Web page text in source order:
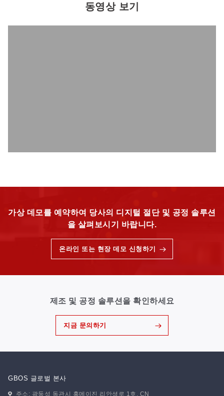
동영상 보기
가상 데모를 예약하여 당사의 디지털 절단 및 공정 솔루션
을 살펴보시기 바랍니다.
온라인 또는 현장 데모 신청하기
제조 및 공정 솔루션을 확인하세요
지금 문의하기
GBOS 글로벌 본사
주소: 광둥성 동관시 홍메이진 리안셩로 1호. CN